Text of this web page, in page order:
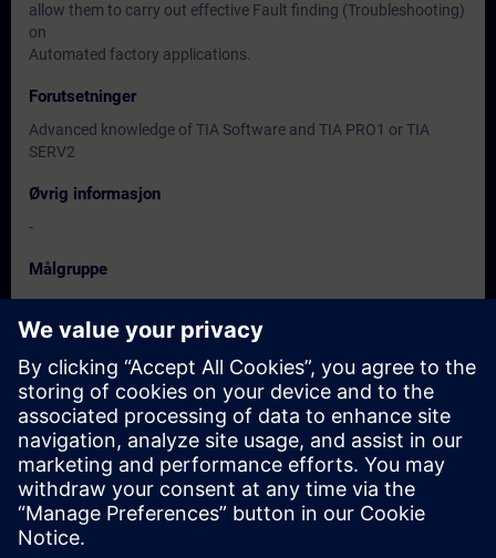
allow them to carry out effective Fault finding (Troubleshooting)
on
Automated factory applications.
Forutsetninger
Advanced knowledge of TIA Software and TIA PRO1 or TIA
SERV2
Øvrig informasjon
-
Målgruppe
-
Datoer og påmelding
For øyeblikket er det ingen arrangementer
tilgjengelig
Skriv deg opp på ventelisten for kurset, så får du beskjed når nye
datoer blir tilgjengelige.
Aktiver varslingstjenesten